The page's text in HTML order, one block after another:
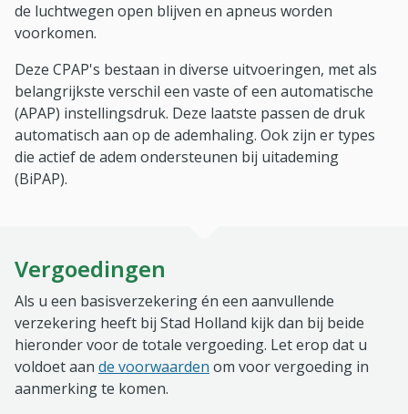
de luchtwegen open blijven en apneus worden
voorkomen.
Deze CPAP's bestaan in diverse uitvoeringen, met als
belangrijkste verschil een vaste of een automatische
(APAP) instellingsdruk. Deze laatste passen de druk
automatisch aan op de ademhaling. Ook zijn er types
die actief de adem ondersteunen bij uitademing
(BiPAP).
Vergoedingen
Als u een basisverzekering én een aanvullende
verzekering heeft bij Stad Holland kijk dan bij beide
hieronder voor de totale vergoeding. Let erop dat u
voldoet aan de voorwaarden om voor vergoeding in
aanmerking te komen.